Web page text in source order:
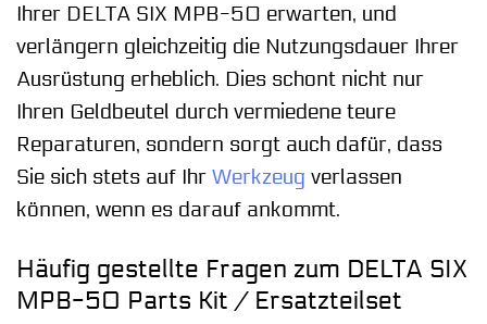
Ihrer DELTA SIX MPB-50 erwarten, und
verlängern gleichzeitig die Nutzungsdauer Ihrer
Ausrüstung erheblich. Dies schont nicht nur
Ihren Geldbeutel durch vermiedene teure
Reparaturen, sondern sorgt auch dafür, dass
Sie sich stets auf Ihr Werkzeug verlassen
können, wenn es darauf ankommt.
Häufig gestellte Fragen zum DELTA SIX
MPB-50 Parts Kit / Ersatzteilset